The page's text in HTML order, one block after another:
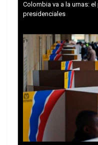
«El proyecto es
inserción de China
apoyada en
argumentó.
A eso se une, a su
las prácticas
incrementado en el
externalidades
Colombia va a la urnas:
presidenciales